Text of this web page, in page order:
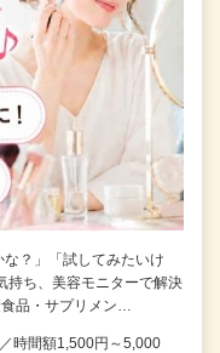
な？」「試してみたいけ
持ち、美容モニターで解決
品・サプリメン…
時間額1,500円～5,000